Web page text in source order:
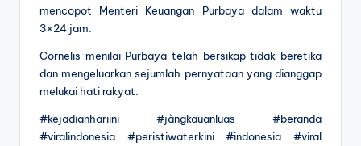
mencopot Menteri Keuangan Purbaya dalam waktu
3×24 jam.
Cornelis menilai Purbaya telah bersikap tidak beretika
dan mengeluarkan sejumlah pernyataan yang dianggap
melukai hati rakyat.
#kejadianhariini #jàngkauanluas #beranda
#viralindonesia #peristiwaterkini #indonesia #viral